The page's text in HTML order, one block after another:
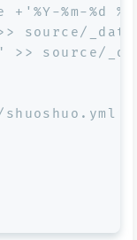
+'%Y-%m-%d
source/
>> source/